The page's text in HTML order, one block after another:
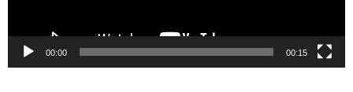
00:00 00:15